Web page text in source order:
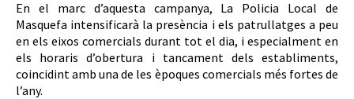
En el marc d’aquesta campanya, La Policia Local de
Masquefa intensificarà la presència i els patrullatges a peu
en els eixos comercials durant tot el dia, i especialment en
els horaris d’obertura i tancament dels establiments,
coincidint amb una de les èpoques comercials més fortes de
l’any.